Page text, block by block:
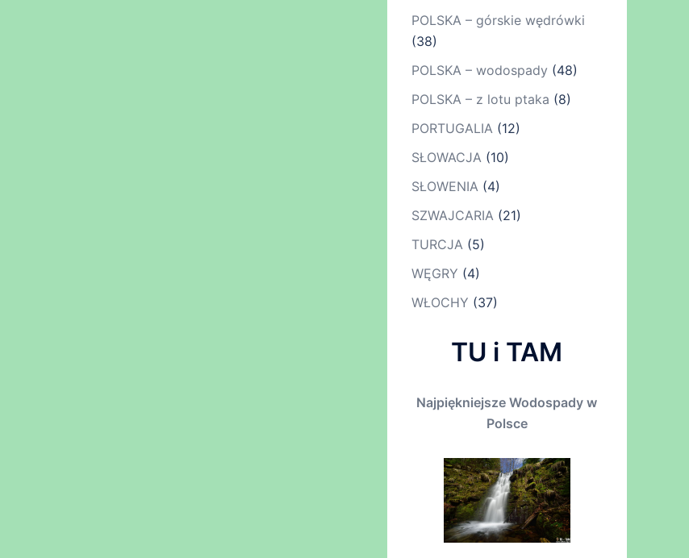
POLSKA – górskie wędrówki
(38)
POLSKA – wodospady (48)
POLSKA – z lotu ptaka (8)
PORTUGALIA(12)
SŁOWACJA(10)
SŁOWENIA(4)
SZWAJCARIA(21)
TURCJA(5)
WĘGRY (4)
WŁOCHY (37)
TU i TAM
Najpiękniejsze Wodospady w
Polsce